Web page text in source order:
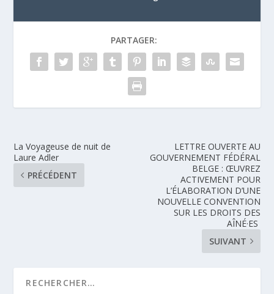
PARTAGER:
La Voyageuse de nuit de
Laure Adler
PRÉCÉDENT
LETTRE OUVERTE AU
GOUVERNEMENT FÉDÉRAL
BELGE : ŒUVREZ
ACTIVEMENT POUR
L’ÉLABORATION D’UNE
NOUVELLE CONVENTION
SUR LES DROITS DES
AÎNÉ·ES
SUIVANT